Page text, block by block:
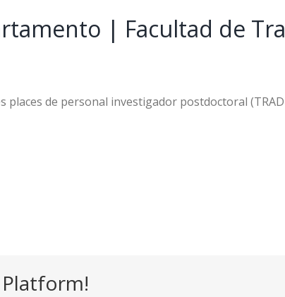
| Facultad de
places de personal investigador postdoctoral